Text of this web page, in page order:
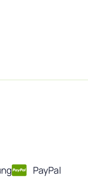
PayPal